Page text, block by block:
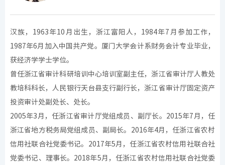
汉族，1963年10月出生，浙江富阳人，1984年7月参加工作，
1987年6月加入中国共产党。厦门大学会计系财务会计专业毕业，
获经济学学士学位。
曾任浙江省审计科研培训中心培训室副主任，浙江省审计厅人教处
教培科科长，人民银行天台县支行副行长，浙江省审计厅固定资产
投资审计处副处长、处长。
2005年3月，任浙江省审计厅党组成员、副厅长。2015年7月，任
浙江省地方税务局党组成员、副局长。2016年4月，任浙江省农村
信用社联合社党委书记。2017年5月，任浙江省农村信用社联合社
党委书记、理事长。2018年5月，任浙江省农村信用社联合社党委